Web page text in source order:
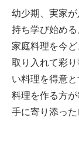
幼少期、実家
持ち学び始める
家庭料理を今
取り入れて彩
い料理を得意と
料理を作る方
手に寄り添った